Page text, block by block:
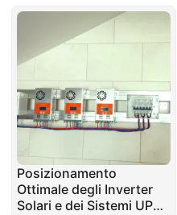
Posizionamento
Ottimale degli Inverter
Solari e dei Sistemi UPS: